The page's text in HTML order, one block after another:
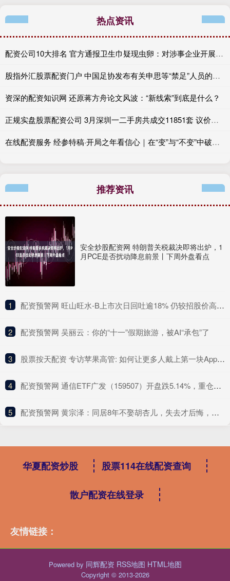
热点资讯
配资公司10大排名 官方通报卫生巾疑现虫卵：对涉事企业开展核查
股指外汇股票配资门户 中国足协发布有关申思等“禁足”人员的情况通报
资深的配资知识网 还原蒋方舟论文风波：“新线索”到底是什么？
正规实盘股票配资公司 3月深圳一二手房共成交11851套 议价空间同步收窄
在线配资服务 经参特稿·开局之年看信心｜在“变”与“不变”中破浪前行——从首季答卷看中国经济韧性密码
推荐资讯
安全炒股配资网 特朗普关税裁决即将出炉，1
月PCE是否扰动降息前景丨下周外盘看点
1 ​配资预警网 旺山旺水-B上市次日回吐逾18% 仍较招股价高约一倍
2 ​配资预警网 吴丽云：你的“十一”假期旅游，被AI“承包”了
3 ​股票按天配资 专访苹果高管: 如何让更多人戴上第一块Apple Watch?
4 ​配资预警网 通信ETF广发（159507）开盘跌5.14%，重仓股中际旭创跌5.29%，中国电信跌0.89%
5 ​配资预警网 黄宗泽：同居8年不娶胡杏儿，失去才后悔，迟来的深情比草都轻贱
华夏配资炒股 股票114在线配资查询
散户配资在线登录
友情链接：
Powered by 同辉配资 RSS地图 HTML地图
Copyright © 2013-2026